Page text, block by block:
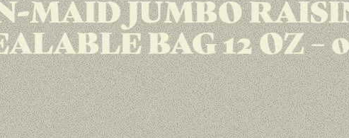
MAID JUMBO
BAG 12 OZ –